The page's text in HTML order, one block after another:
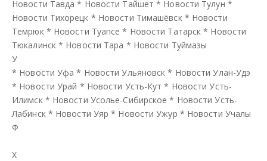
Новости Тавда * Новости Тайшет * Новости Тулун *
Новости Тихорецк * Новости Тимашёвск * Новости
Темрюк * Новости Туапсе * Новости Татарск * Новости
Тюкалинск * Новости Тара * Новости Туймазы
У
* Новости Уфа * Новости Ульяновск * Новости Улан-Удэ
* Новости Урай * Новости Усть-Кут * Новости Усть-
Илимск * Новости Усолье-Сибирское * Новости Усть-
Лабинск * Новости Уяр * Новости Ужур * Новости Учалы
Ф
Х